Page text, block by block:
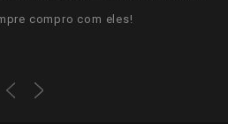
compro com eles!